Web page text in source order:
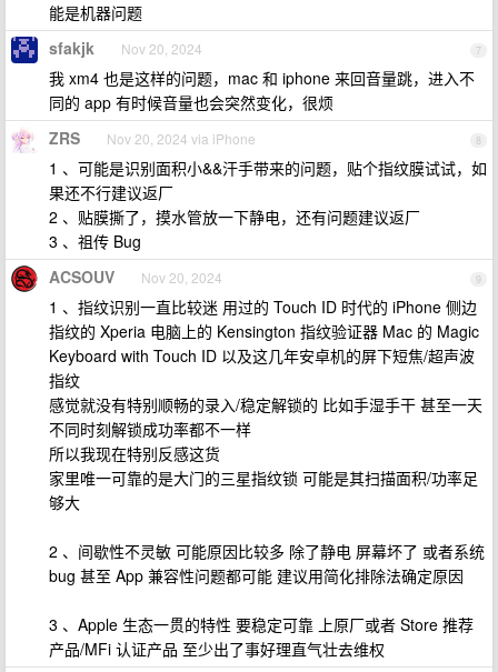
能是机器问题
7
sfakjk Nov 20, 2024
我 xm4 也是这样的问题，mac 和 iphone 来回音量跳，进入不
同的 app 有时候音量也会突然变化，很烦
8
ZRS Nov 20, 2024 via iPhone
1 、可能是识别面积小&&汗手带来的问题，贴个指纹膜试试，如
果还不行建议返厂
2 、贴膜撕了，摸水管放一下静电，还有问题建议返厂
3 、祖传 Bug
9
ACSOUV Nov 20, 2024
1 、指纹识别一直比较迷 用过的 Touch ID 时代的 iPhone 侧边
指纹的 Xperia 电脑上的 Kensington 指纹验证器 Mac 的 Magic
Keyboard with Touch ID 以及这几年安卓机的屏下短焦/超声波
指纹
感觉就没有特别顺畅的录入/稳定解锁的 比如手湿手干 甚至一天
不同时刻解锁成功率都不一样
所以我现在特别反感这货
家里唯一可靠的是大门的三星指纹锁 可能是其扫描面积/功率足
够大
2 、间歇性不灵敏 可能原因比较多 除了静电 屏幕坏了 或者系统
bug 甚至 App 兼容性问题都可能 建议用简化排除法确定原因
3 、Apple 生态一贯的特性 要稳定可靠 上原厂或者 Store 推荐
产品/MFi 认证产品 至少出了事好理直气壮去维权